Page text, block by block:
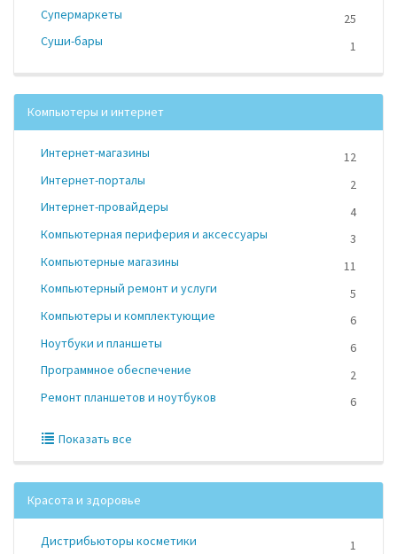
Супермаркеты
25
Суши-бары
1
Компьютеры и интернет
Интернет-магазины
12
Интернет-порталы
2
Интернет-провайдеры
4
Компьютерная периферия и аксессуары
3
Компьютерные магазины
11
Компьютерный ремонт и услуги
5
Компьютеры и комплектующие
6
Ноутбуки и планшеты
6
Программное обеспечение
2
Ремонт планшетов и ноутбуков
6
Показать все
Красота и здоровье
Дистрибьюторы косметики
1